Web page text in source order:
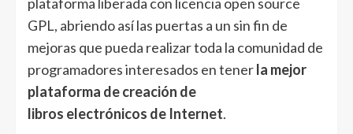
GPL, abriendo así las puertas a un sin fin de
mejoras que pueda realizar toda la comunidad de
programadores interesados en tenerla mejor
plataforma de creación de
libros electrónicos de Internet.